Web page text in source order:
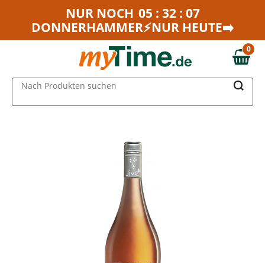
Zum Hauptinhalt springen
Zur Navigation springen
NUR NOCH 05 : 32 : 07
DONNERHAMMER⚡NUR HEUTE➡️
0,00 €
0
Nach Produkten suchen